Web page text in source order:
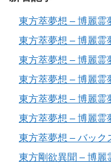
東方萃夢想 – 博麗霊
東方萃夢想 – 博麗霊
東方萃夢想 – 博麗霊
東方萃夢想 – 博麗霊
東方萃夢想 – 博麗霊
東方萃夢想 – 博麗霊
東方萃夢想 – バック
東方剛欲異聞 – 博麗